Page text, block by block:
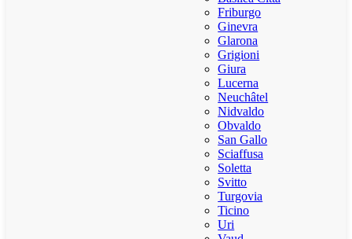
Friburgo
Ginevra
Glarona
Grigioni
Giura
Lucerna
Neuchâtel
Nidvaldo
Obvaldo
San Gallo
Sciaffusa
Soletta
Svitto
Turgovia
Ticino
Uri